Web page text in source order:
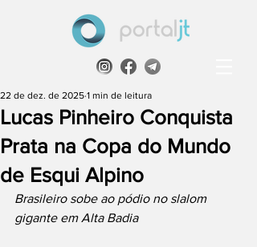
Lucas Pinheiro Conquista
Prata na Copa do Mundo
de Esqui Alpino
22 de dez. de 2025 1 min de leitura
Brasileiro sobe ao pódio no slalom
gigante em Alta Badia